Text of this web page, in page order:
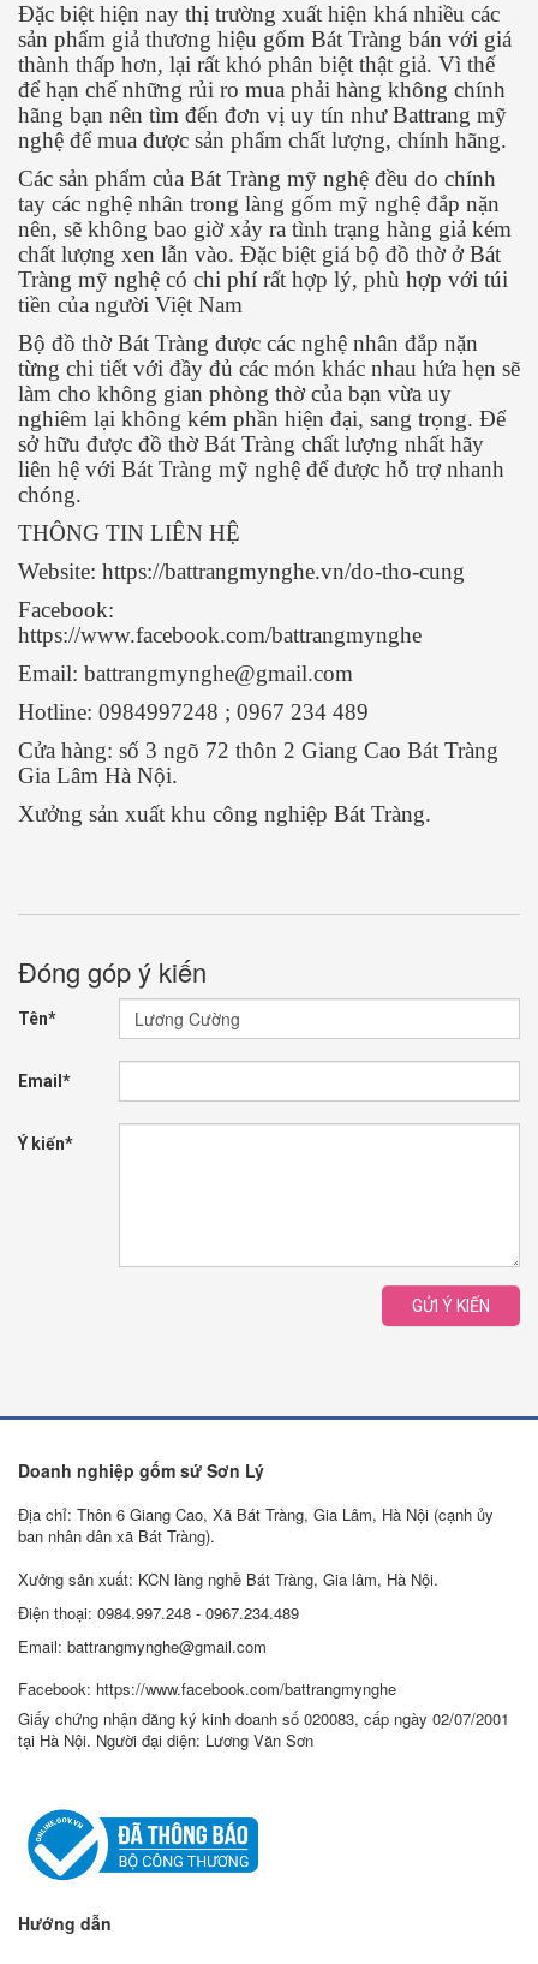
Đặc biệt hiện nay thị trường xuất hiện khá nhiều các
sản phẩm giả thương hiệu gốm Bát Tràng bán với giá
thành thấp hơn, lại rất khó phân biệt thật giả. Vì thế
để hạn chế những rủi ro mua phải hàng không chính
hãng bạn nên tìm đến đơn vị uy tín như Battrang mỹ
nghệ để mua được sản phẩm chất lượng, chính hãng.
Các sản phẩm của Bát Tràng mỹ nghệ đều do chính
tay các nghệ nhân trong làng gốm mỹ nghệ đắp nặn
nên, sẽ không bao giờ xảy ra tình trạng hàng giả kém
chất lượng xen lẫn vào. Đặc biệt giá bộ đồ thờ ở Bát
Tràng mỹ nghệ có chi phí rất hợp lý, phù hợp với túi
tiền của người Việt Nam
Bộ đồ thờ Bát Tràng được các nghệ nhân đắp nặn
từng chi tiết với đầy đủ các món khác nhau hứa hẹn sẽ
làm cho không gian phòng thờ của bạn vừa uy
nghiêm lại không kém phần hiện đại, sang trọng. Để
sở hữu được đồ thờ Bát Tràng chất lượng nhất hãy
liên hệ với Bát Tràng mỹ nghệ để được hỗ trợ nhanh
chóng.
THÔNG TIN LIÊN HỆ
Website: https://battrangmynghe.vn/do-tho-cung
Facebook:
https://www.facebook.com/battrangmynghe
Email: battrangmynghe@gmail.com
Hotline: 0984997248 ; 0967 234 489
Cửa hàng: số 3 ngõ 72 thôn 2 Giang Cao Bát Tràng
Gia Lâm Hà Nội.
Xưởng sản xuất khu công nghiệp Bát Tràng.
Đóng góp ý kiến
Tên*
Email*
Ý kiến*
GỬI Ý KIẾN
Doanh nghiệp gốm sứ Sơn Lý
Địa chỉ: Thôn 6 Giang Cao, Xã Bát Tràng, Gia Lâm, Hà Nội (cạnh ủy
ban nhân dân xã Bát Tràng).
Xưởng sản xuất: KCN làng nghề Bát Tràng, Gia lâm, Hà Nội.
Điện thoại: 0984.997.248 - 0967.234.489
Email: battrangmynghe@gmail.com
Facebook: https://www.facebook.com/battrangmynghe
Giấy chứng nhận đăng ký kinh doanh số 020083, cấp ngày 02/07/2001
tại Hà Nội. Người đại diện: Lương Văn Sơn
Hướng dẫn